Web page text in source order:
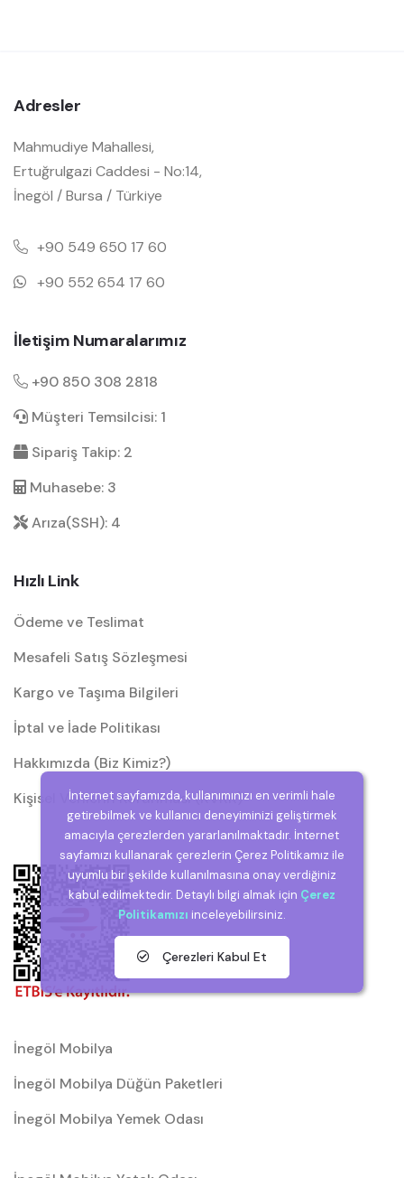
Adresler
Mahmudiye Mahallesi,
Ertuğrulgazi Caddesi - No:14,
İnegöl / Bursa / Türkiye
+90 549 650 17 60
+90 552 654 17 60
İletişim Numaralarımız
+90 850 308 2818
Müşteri Temsilcisi: 1
Sipariş Takip: 2
Muhasebe: 3
Arıza(SSH): 4
Hızlı Link
Ödeme ve Teslimat
Mesafeli Satış Sözleşmesi
Kargo ve Taşıma Bilgileri
İptal ve İade Politikası
Hakkımızda (Biz Kimiz?)
Kişisel Verilerin Korunması (KVKK)
İnegöl Mobilya
İnegöl Mobilya Düğün Paketleri
İnegöl Mobilya Yemek Odası
İnternet sayfamızda, kullanımınızı en verimli hale
getirebilmek ve kullanıcı deneyiminizi geliştirmek
amacıyla çerezlerden yararlanılmaktadır. İnternet
sayfamızı kullanarak çerezlerin Çerez Politikamız ile
uyumlu bir şekilde kullanılmasına onay verdiğiniz
kabul edilmektedir. Detaylı bilgi almak için Çerez
Politikamızı inceleyebilirsiniz.
Çerezleri Kabul Et